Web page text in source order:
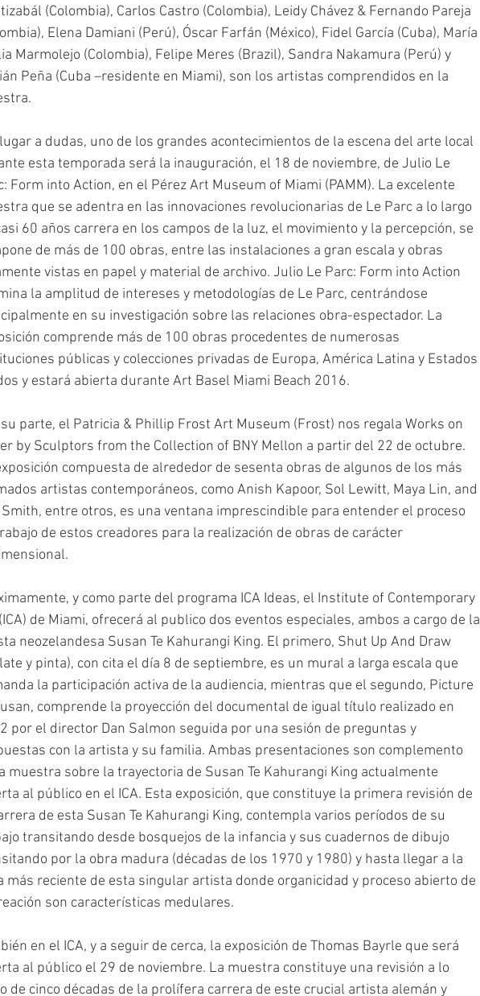
(Colombia), Carlos Castro (Colombia), Leidy Chávez & Fernando Pareja
Elena Damiani (Perú), Óscar Farfán (México), Fidel García (Cuba), María
Marmolejo (Colombia), Felipe Meres (Brazil), Sandra Nakamura (Perú) y
Peña (Cuba –residente en Miami), son los artistas comprendidos en la
a dudas, uno de los grandes acontecimientos de la escena del arte local
esta temporada será la inauguración, el 18 de noviembre, de Julio Le
Form into Action, en el Pérez Art Museum of Miami (PAMM). La excelente
que se adentra en las innovaciones revolucionarias de Le Parc a lo largo
60 años carrera en los campos de la luz, el movimiento y la percepción, se
de más de 100 obras, entre las instalaciones a gran escala y obras
vistas en papel y material de archivo. Julio Le Parc: Form into Action
la amplitud de intereses y metodologías de Le Parc, centrándose
en su investigación sobre las relaciones obra-espectador. La
comprende más de 100 obras procedentes de numerosas
públicas y colecciones privadas de Europa, América Latina y Estados
y estará abierta durante Art Basel Miami Beach 2016.
parte, el Patricia & Phillip Frost Art Museum (Frost) nos regala Works on
by Sculptors from the Collection of BNY Mellon a partir del 22 de octubre.
compuesta de alrededor de sesenta obras de algunos de los más
artistas contemporáneos, como Anish Kapoor, Sol Lewitt, Maya Lin, and
entre otros, es una ventana imprescindible para entender el proceso
de estos creadores para la realización de obras de carácter
y como parte del programa ICA Ideas, el Institute of Contemporary
de Miami, ofrecerá al publico dos eventos especiales, ambos a cargo de la
neozelandesa Susan Te Kahurangi King​. El primero, Shut Up And Draw
y pinta), con cita el día 8 de septiembre, es un mural a larga escala que
la participación activa de la audiencia, mientras que el segundo, Picture
comprende la proyección del documental de igual título realizado en
por el director Dan Salmon seguida por una sesión de preguntas y
con la artista y su familia. Ambas presentaciones son complemento
muestra sobre la trayectoria de Susan Te Kahurangi King actualmente
al público en el ICA. Esta exposición, que constituye la primera revisión de
de esta Susan Te Kahurangi King, contempla varios períodos de su
transitando desde bosquejos de la infancia y sus cuadernos de dibujo
por la obra madura (décadas de los 1970 y 1980) y hasta llegar a la
más reciente de esta singular artista donde organicidad y proceso abierto de
son características medulares.
en el ICA, y a seguir de cerca, la exposición de Thomas Bayrle que será
al público el 29 de noviembre. La muestra constituye una revisión a lo
de cinco décadas de la prolífera carrera de este crucial artista alemán y